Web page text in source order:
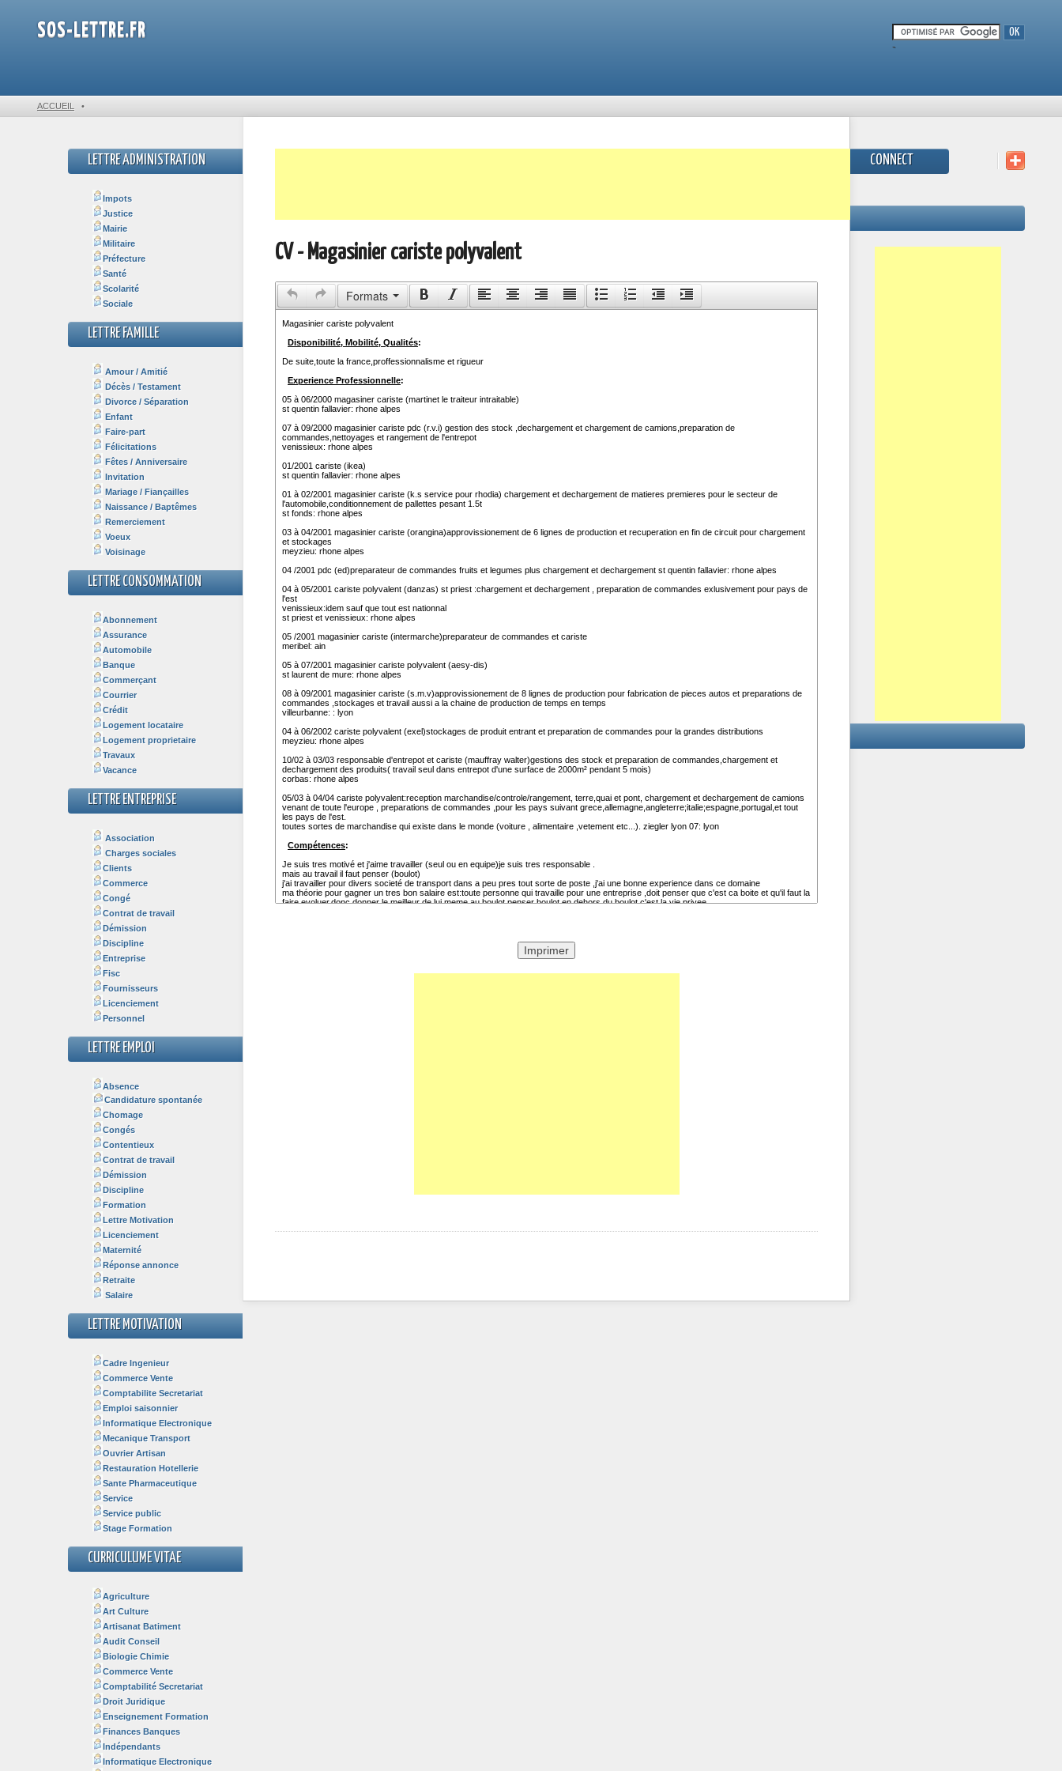
SOS-LETTRE.FR
-
ACCUEIL •
LETTRE ADMINISTRATION
Impots
Justice
Mairie
Militaire
Préfecture
Santé
Scolarité
Sociale
LETTRE FAMILLE
Amour / Amitié
Décès / Testament
Divorce / Séparation
Enfant
Faire-part
Félicitations
Fêtes / Anniversaire
Invitation
Mariage / Fiançailles
Naissance / Baptêmes
Remerciement
Voeux
Voisinage
LETTRE CONSOMMATION
Abonnement
Assurance
Automobile
Banque
Commerçant
Courrier
Crédit
Logement locataire
Logement proprietaire
Travaux
Vacance
LETTRE ENTREPRISE
Association
Charges sociales
Clients
Commerce
Congé
Contrat de travail
Démission
Discipline
Entreprise
Fisc
Fournisseurs
Licenciement
Personnel
LETTRE EMPLOI
Absence
Candidature spontanée
Chomage
Congés
Contentieux
Contrat de travail
Démission
Discipline
Formation
Lettre Motivation
Licenciement
Maternité
Réponse annonce
Retraite
Salaire
LETTRE MOTIVATION
Cadre Ingenieur
Commerce Vente
Comptabilite Secretariat
Emploi saisonnier
Informatique Electronique
Mecanique Transport
Ouvrier Artisan
Restauration Hotellerie
Sante Pharmaceutique
Service
Service public
Stage Formation
CURRICULUME VITAE
Agriculture
Art Culture
Artisanat Batiment
Audit Conseil
Biologie Chimie
Commerce Vente
Comptabilité Secretariat
Droit Juridique
Enseignement Formation
Finances Banques
Indépendants
Informatique Electronique
CV - Magasinier cariste polyvalent
Formats
CONNECT